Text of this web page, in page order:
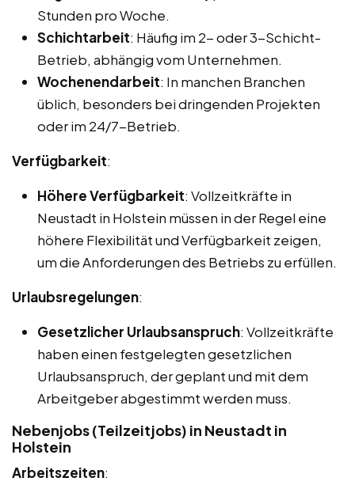
Stunden pro Woche.
Schichtarbeit: Häufig im 2- oder 3-Schicht-
Betrieb, abhängig vom Unternehmen.
Wochenendarbeit: In manchen Branchen
üblich, besonders bei dringenden Projekten
oder im 24/7-Betrieb.
Verfügbarkeit:
Höhere Verfügbarkeit: Vollzeitkräfte in
Neustadt in Holstein müssen in der Regel eine
höhere Flexibilität und Verfügbarkeit zeigen,
um die Anforderungen des Betriebs zu erfüllen.
Urlaubsregelungen:
Gesetzlicher Urlaubsanspruch: Vollzeitkräfte
haben einen festgelegten gesetzlichen
Urlaubsanspruch, der geplant und mit dem
Arbeitgeber abgestimmt werden muss.
Nebenjobs (Teilzeitjobs) in Neustadt in
Holstein
Arbeitszeiten: